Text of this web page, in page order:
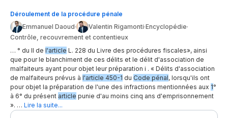
Déroulement de la procédure pénale
Emmanuel Daoud· Valentin Rigamonti·Encyclopédie·
Contrôle, recouvrement et contentieux
… ° du II de l'article L. 228 du Livre des procédures fiscales», ainsi
que pour le blanchiment de ces délits et le délit d'association de
malfaiteurs ayant pour objet leur préparation i . « Délits d'association
de malfaiteurs prévus à l'article 450-1 du Code pénal, lorsqu'ils ont
pour objet la préparation de l'une des infractions mentionnées aux 1°
à 6° du présent article punie d'au moins cinq ans d'emprisonnement
». … Lire la suite...